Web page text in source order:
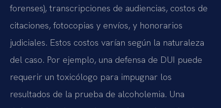
forenses), transcripciones de audiencias, costos de
citaciones, fotocopias y envíos, y honorarios
judiciales. Estos costos varían según la naturaleza
del caso. Por ejemplo, una defensa de DUI puede
requerir un toxicólogo para impugnar los
resultados de la prueba de alcoholemia. Una